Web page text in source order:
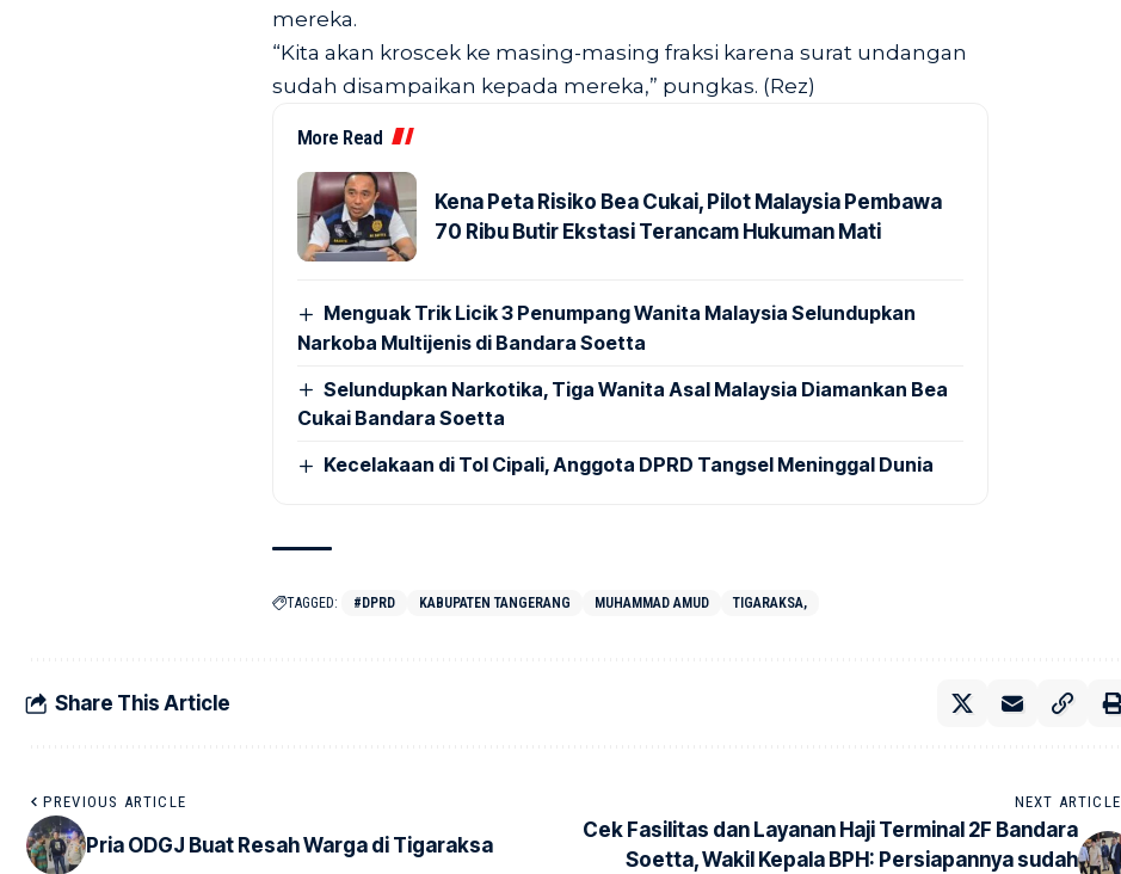
mereka.
“Kita akan kroscek ke masing-masing fraksi karena surat undangan
sudah disampaikan kepada mereka,” pungkas. (Rez)
More Read
Kena Peta Risiko Bea Cukai, Pilot Malaysia Pembawa
70 Ribu Butir Ekstasi Terancam Hukuman Mati
Menguak Trik Licik 3 Penumpang Wanita Malaysia Selundupkan
Narkoba Multijenis di Bandara Soetta
Selundupkan Narkotika, Tiga Wanita Asal Malaysia Diamankan Bea
Cukai Bandara Soetta
Kecelakaan di Tol Cipali, Anggota DPRD Tangsel Meninggal Dunia
TAGGED: #DPRD KABUPATEN TANGERANG MUHAMMAD AMUD TIGARAKSA,
Share This Article
PREVIOUS ARTICLE
Pria ODGJ Buat Resah Warga di Tigaraksa
NEXT ARTICLE
Cek Fasilitas dan Layanan Haji Terminal 2F Bandara
Soetta, Wakil Kepala BPH: Persiapannya sudah